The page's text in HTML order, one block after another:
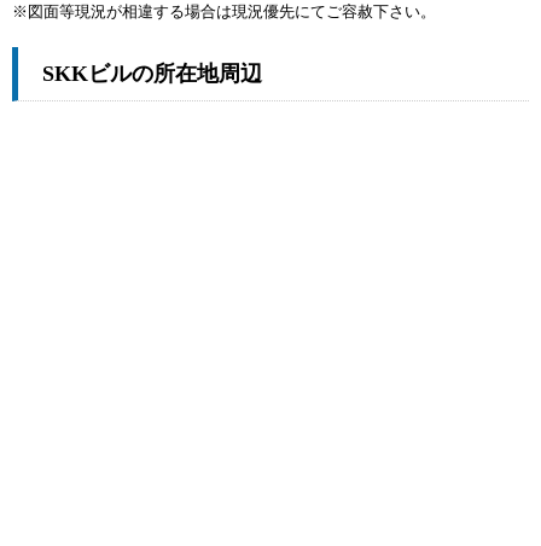
※図面等現況が相違する場合は現況優先にてご容赦下さい。
SKKビルの所在地周辺